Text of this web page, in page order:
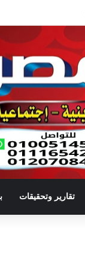
تقارير وتحقيقات